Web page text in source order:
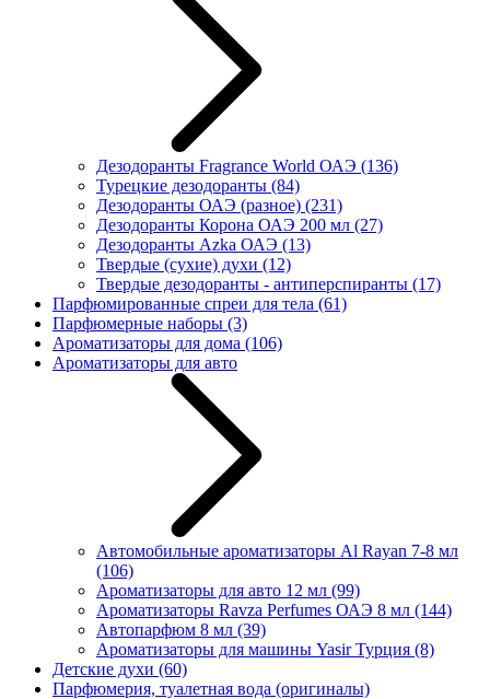
Дезодоранты Fragrance World ОАЭ (136)
Турецкие дезодоранты (84)
Дезодоранты ОАЭ (разное) (231)
Дезодоранты Корона ОАЭ 200 мл (27)
Дезодоранты Azka ОАЭ (13)
Твердые (сухие) духи (12)
Твердые дезодоранты - антиперспиранты (17)
Парфюмированные спреи для тела (61)
Парфюмерные наборы (3)
Ароматизаторы для дома (106)
Ароматизаторы для авто
Автомобильные ароматизаторы Al Rayan 7-8 мл
(106)
Ароматизаторы для авто 12 мл (99)
Ароматизаторы Ravza Perfumes ОАЭ 8 мл (144)
Автопарфюм 8 мл (39)
Ароматизаторы для машины Yasir Турция (8)
Детские духи (60)
Парфюмерия, туалетная вода (оригиналы)